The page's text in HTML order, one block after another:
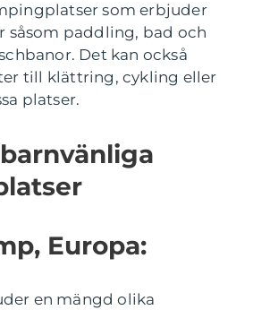
som erbjuder
såsom paddling, bad och
Det kan också
till klättring, cykling eller
platser.
Europa:
en mängd olika